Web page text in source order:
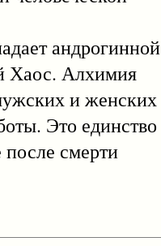
андрогинной
Хаос. Алхимия
и женских
Это единство
смерти